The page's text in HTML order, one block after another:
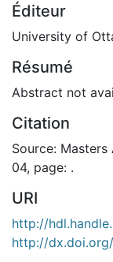
Éditeur
University of
Résumé
Abstract not
Citation
Source:
04, page: .
URI
http://
http://dx.doi.org/